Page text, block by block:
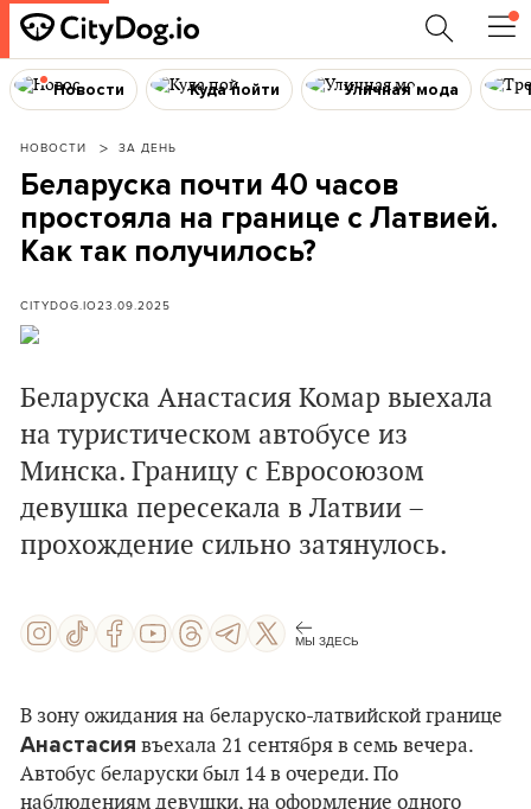
Новости Куда пойти Уличная мода
НОВОСТИ ЗА ДЕНЬ
Беларуска почти 40 часов
простояла на границе с Латвией.
Как так получилось?
CITYDOG.IO23.09.2025
Беларуска Анастасия Комар выехала
на туристическом автобусе из
Минска. Границу с Евросоюзом
девушка пересекала в Латвии –
прохождение сильно затянулось.
МЫ ЗДЕСЬ
В зону ожидания на беларуско-латвийской границе
Анастасия въехала 21 сентября в семь вечера.
Автобус беларуски был 14 в очереди. По
наблюдениям девушки, на оформление одного